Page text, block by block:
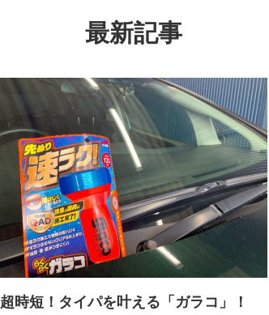
最新記事
超時短！タイパを叶える「ガラコ」！